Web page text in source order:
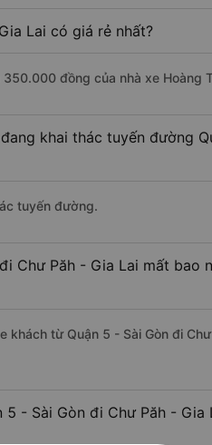
Lai có giá rẻ nhất?
đồng của nhà xe Hoàng
khai thác tuyến đường
tuyến đường.
Chư Păh - Gia Lai mất bao
khách từ Quận 5 - Sài Gòn đi
5 - Sài Gòn đi Chư Păh -